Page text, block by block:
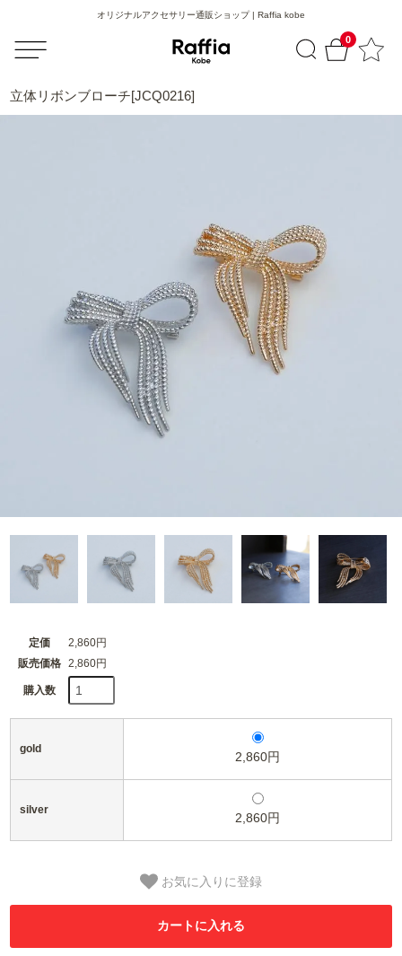
0
オリジナルアクセサリー通販ショップ | Raffia kobe
立体リボンブローチ[JCQ0216]
定価
2,860円
販売価格
2,860円
購入数
gold
2,860円
silver
2,860円
お気に入りに登録